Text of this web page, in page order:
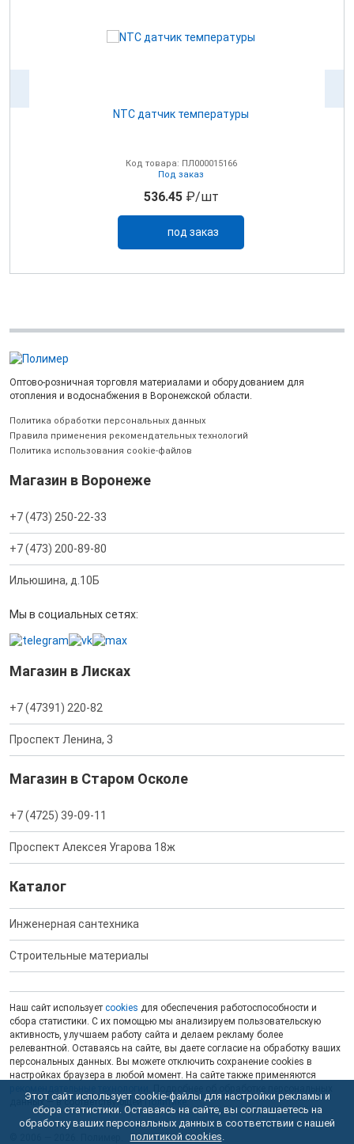
NTC датчик температуры
Код товара: ПЛ000015166
Под заказ
536.45₽/шт
под заказ
Оптово-розничная торговля материалами и оборудованием для
отопления и водоснабжения в Воронежской области.
Политика обработки персональных данных
Правила применения рекомендательных технологий
Политика использования cookie-файлов
Магазин в Воронеже
+7 (473) 250-22-33
+7 (473) 200-89-80
Ильюшина, д.10Б
Мы в социальных сетях:
Магазин в Лисках
+7 (47391) 220-82
Проспект Ленина, 3
Магазин в Старом Осколе
+7 (4725) 39-09-11
Проспект Алексея Угарова 18ж
Каталог
Инженерная сантехника
Строительные материалы
Наш сайт использует cookies для обеспечения работоспособности и
сбора статистики. С их помощью мы анализируем пользовательскую
активность, улучшаем работу сайта и делаем рекламу более
релевантной. Оставаясь на сайте, вы даете согласие на обработку ваших
персональных данных. Вы можете отключить сохранение cookies в
настройках браузера в любой момент. На сайте также применяются
данных — в соответствующейПолитике.
Этот сайт использует cookie-файлы для настройки рекламы и
сбора статистики. Оставаясь на сайте, вы соглашаетесь на
обработку ваших персональных данных в соответствии с нашей
политикой cookies.